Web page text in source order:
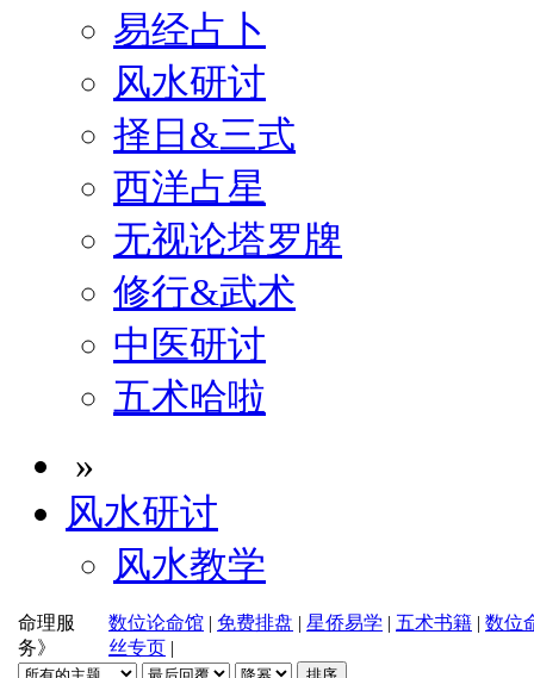
易经占卜
风水研讨
择日&三式
西洋占星
无视论塔罗牌
修行&武术
中医研讨
五术哈啦
»
风水研讨
风水教学
命理服
务》
数位论命馆 | 免费排盘 | 星侨易学 | 五术书籍 | 数位
丝专页 |